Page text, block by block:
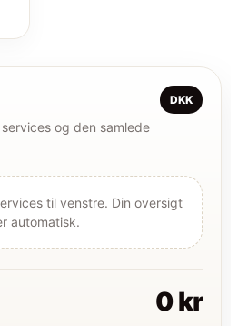
og den samlede
DKK
til venstre. Din oversigt
automatisk.
0 kr